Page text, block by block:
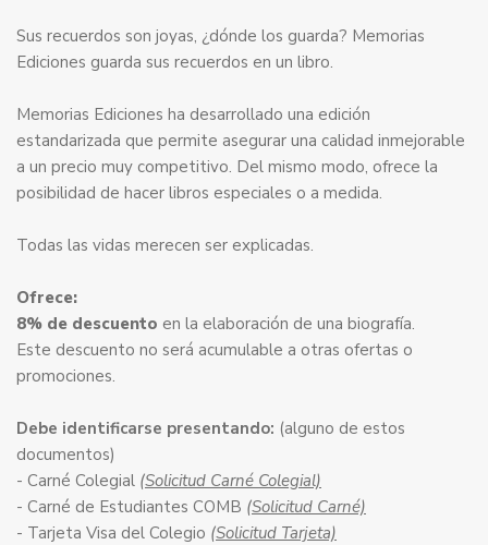
Sus recuerdos son joyas, ¿dónde los guarda? Memorias
Ediciones guarda sus recuerdos en un libro.
Memorias Ediciones ha desarrollado una edición
estandarizada que permite asegurar una calidad inmejorable
a un precio muy competitivo. Del mismo modo, ofrece la
posibilidad de hacer libros especiales o a medida.
Todas las vidas merecen ser explicadas.
Ofrece:
8% de descuento en la elaboración de una biografía.
Este descuento no será acumulable a otras ofertas o
promociones.
Debe identificarse presentando: (alguno de estos
documentos)
- Carné Colegial (Solicitud Carné Colegial)
- Carné de Estudiantes COMB (Solicitud Carné)
- Tarjeta Visa del Colegio (Solicitud Tarjeta)